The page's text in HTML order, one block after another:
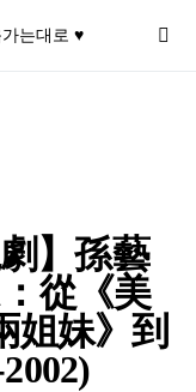
】孫藝
從《美
姐妹》到